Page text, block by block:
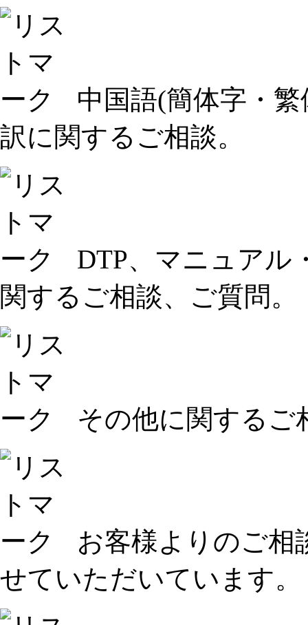
中国語(簡体字・
訳に関するご相談。
DTP、マニュアル
関するご相談、ご質問。
その他に関するご
お客様よりのご相
せていただいています。